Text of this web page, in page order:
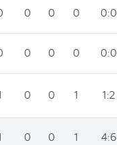
0 0 0 0:0
0 0 0 0:0
0 0 1 1:2
0 0 1 4:6